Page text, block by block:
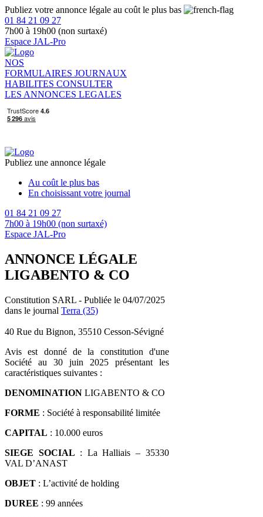
Publiez votre annonce légale au coût le plus bas
01 84 21 09 27
7h00 à 19h00 (non surtaxé)
Espace JAL-Pro
NOS
FORMULAIRES JOURNAUX
HABILITES CONSULTER
LES ANNONCES LEGALES
Publiez une annonce légale
Au coût le plus bas
En choisissant votre journal
01 84 21 09 27
7h00 à 19h00 (non surtaxé)
Espace JAL-Pro
ANNONCE LÉGALE
LIGABENTO & CO
Constitution SARL - Publiée le 04/07/2025
dans le journal Terra (35)
40 Rue du Bignon, 35510 Cesson-Sévigné
Avis est donné de la constitution d'une
Société au 30 juin 2025 présentant les
caractéristiques suivantes :
DENOMINATION LIGABENTO & CO
FORME : Société à responsabilité limitée
CAPITAL : 10.000 euros
SIEGE SOCIAL : La Halliais – 35330
VAL D’ANAST
OBJET : L’activité de holding
DUREE : 99 années